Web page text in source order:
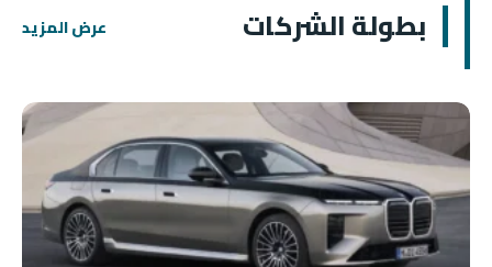
بطولة الشركات عرض المزيد